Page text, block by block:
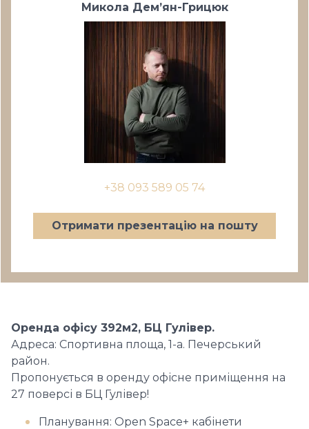
Микола Дем’ян-Грицюк
+38 093 589 05 74
Отримати презентацію на пошту
Оренда офісу 392м2, БЦ Гулівер.
Адреса: Спортивна площа, 1-а. Печерський
район.
Пропонується в оренду офісне приміщення на
27 поверсі в БЦ Гулівер!
Планування: Оpen Space+ кабінети